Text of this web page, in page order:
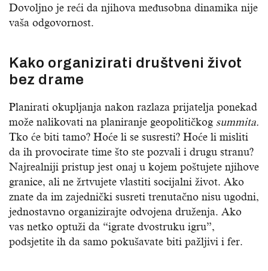
Dovoljno je reći da njihova međusobna dinamika nije
vaša odgovornost.
Kako organizirati društveni život
bez drame
Planirati okupljanja nakon razlaza prijatelja ponekad
može nalikovati na planiranje geopolitičkog summita.
Tko će biti tamo? Hoće li se susresti? Hoće li misliti
da ih provocirate time što ste pozvali i drugu stranu?
Najrealniji pristup jest onaj u kojem poštujete njihove
granice, ali ne žrtvujete vlastiti socijalni život. Ako
znate da im zajednički susreti trenutačno nisu ugodni,
jednostavno organizirajte odvojena druženja. Ako
vas netko optuži da “igrate dvostruku igru”,
podsjetite ih da samo pokušavate biti pažljivi i fer.